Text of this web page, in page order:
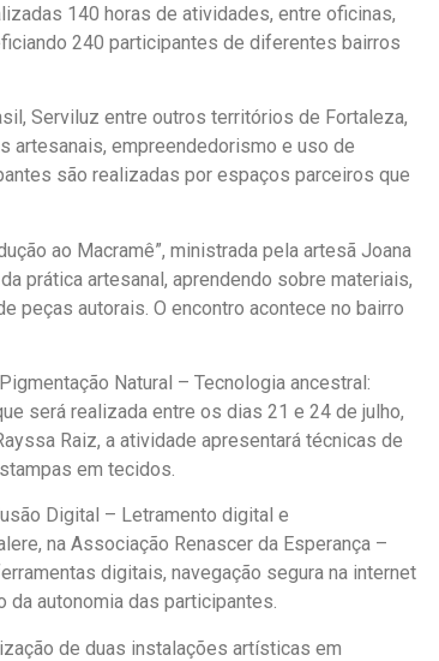
140 horas de atividades, entre oficinas,
240 participantes de diferentes bairros
Serviluz entre outros territórios de Fortaleza,
artesanais, empreendedorismo e uso de
são realizadas por espaços parceiros que
ao Macramê”, ministrada pela artesã Joana
prática artesanal, aprendendo sobre materiais,
peças autorais. O encontro acontece no bairro
Natural – Tecnologia ancestral:
será realizada entre os dias 21 e 24 de julho,
Raiz, a atividade apresentará técnicas de
em tecidos.
Digital – Letramento digital e
na Associação Renascer da Esperança –
digitais, navegação segura na internet
autonomia das participantes.
de duas instalações artísticas em